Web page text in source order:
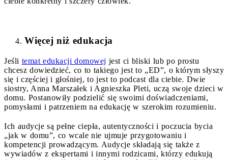
Więcej niż edukacja
Jeśli temat edukacji domowej jest ci bliski lub po prostu
chcesz dowiedzieć, co to takiego jest to „ED”, o którym słyszy
się i częściej i głośniej, to jest to podcast dla ciebie. Dwie
siostry, Anna Marszałek i Agnieszka Pleti, uczą swoje dzieci w
domu. Postanowiły podzielić się swoimi doświadczeniami,
pomysłami i patrzeniem na edukację w szerokim rozumieniu.
Ich audycje są pełne ciepła, autentyczności i poczucia bycia
„jak w domu”, co wcale nie ujmuje przygotowaniu i
kompetencji prowadzącym. Audycje składają się także z
wywiadów z ekspertami i innymi rodzicami, którzy edukują